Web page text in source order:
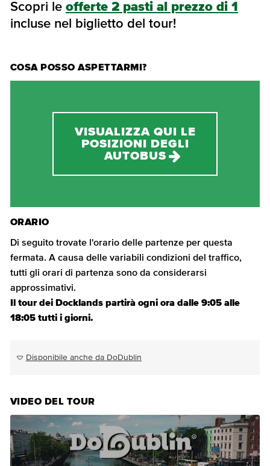
Scopri le offerte 2 pasti al prezzo di 1
incluse nel biglietto del tour!
COSA POSSO ASPETTARMI?
VISUALIZZA QUI LE
POSIZIONI DEGLI
AUTOBUS
ORARIO
Di seguito trovate l'orario delle partenze per questa
fermata. A causa delle variabili condizioni del traffico,
tutti gli orari di partenza sono da considerarsi
approssimativi.
Il tour dei Docklands partirà ogni ora dalle 9:05 alle
18:05 tutti i giorni.
Disponibile anche da DoDublin
VIDEO DEL TOUR